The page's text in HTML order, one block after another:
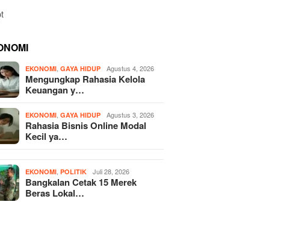
EKONOMI ,GAYA HIDUP Agustus 4, 2026
Mengungkap Rahasia Kelola
Keuangan y…
EKONOMI ,GAYA HIDUP Agustus 3, 2026
Rahasia Bisnis Online Modal
Kecil ya…
EKONOMI ,POLITIK Juli 28, 2026
Bangkalan Cetak 15 Merek
Beras Lokal…